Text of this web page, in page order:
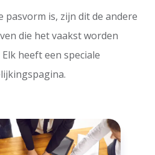
pasvorm is, zijn dit de andere
die het vaakst worden
heeft een speciale